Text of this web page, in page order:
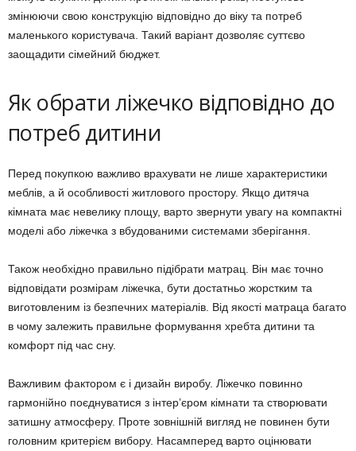
змінюючи свою конструкцію відповідно до віку та потреб
маленького користувача. Такий варіант дозволяє суттєво
заощадити сімейний бюджет.
Як обрати ліжечко відповідно до
потреб дитини
Перед покупкою важливо врахувати не лише характеристики
меблів, а й особливості житлового простору. Якщо дитяча
кімната має невелику площу, варто звернути увагу на компактні
моделі або ліжечка з вбудованими системами зберігання.
Також необхідно правильно підібрати матрац. Він має точно
відповідати розмірам ліжечка, бути достатньо жорстким та
виготовленим із безпечних матеріалів. Від якості матраца багато
в чому залежить правильне формування хребта дитини та
комфорт під час сну.
Важливим фактором є і дизайн виробу. Ліжечко повинно
гармонійно поєднуватися з інтер’єром кімнати та створювати
затишну атмосферу. Проте зовнішній вигляд не повинен бути
головним критерієм вибору. Насамперед варто оцінювати